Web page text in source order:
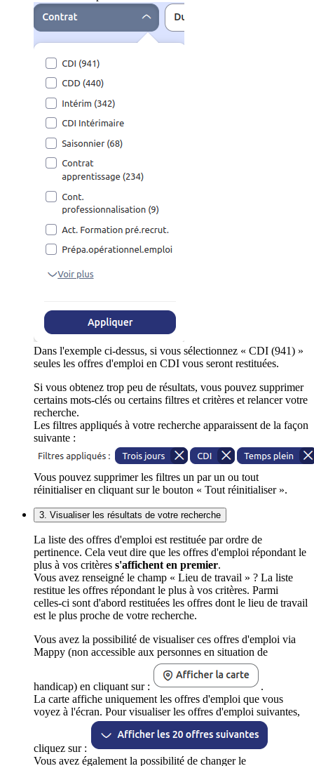
Dans l'exemple ci-dessus, si vous sélectionnez « CDI (941) »
seules les offres d'emploi en CDI vous seront restituées.
Si vous obtenez trop peu de résultats, vous pouvez supprimer
certains mots-clés ou certains filtres et critères et relancer votre
recherche.
Les filtres appliqués à votre recherche apparaissent de la façon
suivante :
Vous pouvez supprimer les filtres un par un ou tout
réinitialiser en cliquant sur le bouton « Tout réinitialiser ».
3. Visualiser les résultats de votre recherche
La liste des offres d'emploi est restituée par ordre de
pertinence. Cela veut dire que les offres d'emploi répondant le
plus à vos critères s'affichent en premier.
Vous avez renseigné le champ « Lieu de travail » ? La liste
restitue les offres répondant le plus à vos critères. Parmi
celles-ci sont d'abord restituées les offres dont le lieu de travail
est le plus proche de votre recherche.
Vous avez la possibilité de visualiser ces offres d'emploi via
Mappy (non accessible aux personnes en situation de
handicap) en cliquant sur :
.
La carte affiche uniquement les offres d'emploi que vous
voyez à l'écran. Pour visualiser les offres d'emploi suivantes,
cliquez sur :
Vous avez également la possibilité de changer le